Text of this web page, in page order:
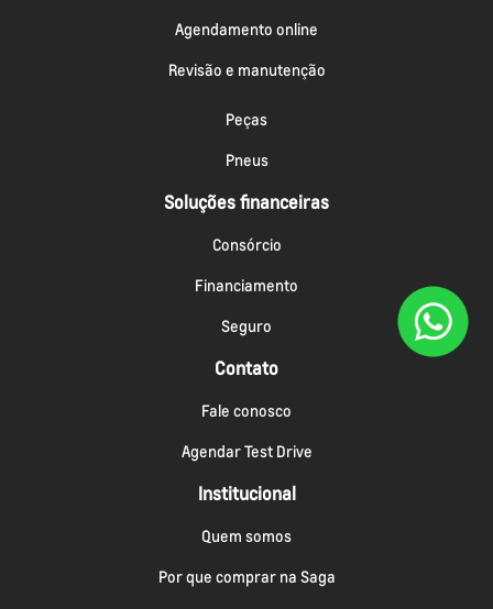
Agendamento online
Revisão e manutenção
Peças
Pneus
Soluções financeiras
Consórcio
Financiamento
Seguro
Contato
Fale conosco
Agendar Test Drive
Institucional
Quem somos
Por que comprar na Saga